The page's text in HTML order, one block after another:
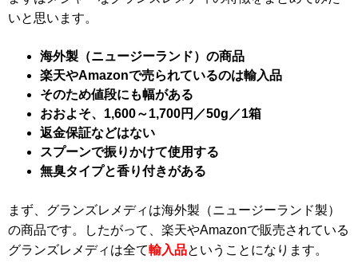
いと思います。
海外製（ニュージーランド）の商品
楽天やAmazonで売られているのは輸入品
そのため値段にも幅がある
おおよそ、1,600～1,700円／50g／1箱
返金保証などはない
スプーンで振りかけて使用する
無臭タイプと香り付きがある
まず、グランズレメディは海外製（ニュージーランド製）
の商品です。したがって、楽天やAmazonで販売されている
グランズレメディは全て輸入品ということになります。